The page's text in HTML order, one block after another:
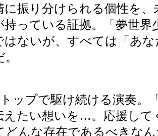
に振り分けられる個性を、
持っている証拠。「夢世界
はないが、すべては「あ
ップで駆け続ける演奏。
えたい想いを …。応援して
どんな存在であるべきな